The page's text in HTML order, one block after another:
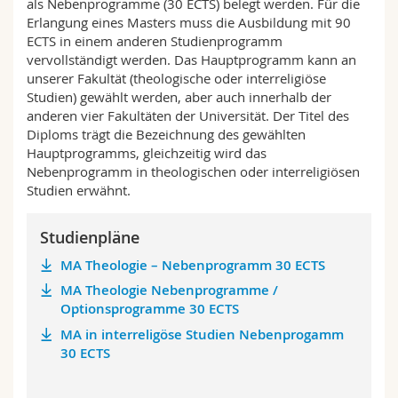
Math.-Nat. und Med. Fak.
Interfakultär
Mitarbeitende
Doktorierende
Webmail
Vorlesungsverzeichnis
MyUnifr
als Nebenprogramme (30 ECTS) belegt werden. Für die
Erlangung eines Masters muss die Ausbildung mit 90
ECTS in einem anderen Studienprogramm
vervollständigt werden. Das Hauptprogramm kann an
unserer Fakultät (theologische oder interreligiöse
Studien) gewählt werden, aber auch innerhalb der
anderen vier Fakultäten der Universität. Der Titel des
Diploms trägt die Bezeichnung des gewählten
Hauptprogramms, gleichzeitig wird das
Nebenprogramm in theologischen oder interreligiösen
Studien erwähnt.
Studienpläne
MA Theologie – Nebenprogramm 30 ECTS
MA Theologie Nebenprogramme /
Optionsprogramme 30 ECTS
MA in interreligöse Studien Nebenprogamm
30 ECTS